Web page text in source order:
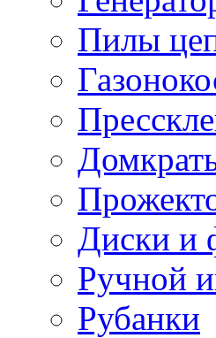
Пилы
Диски и
Ручной
Рубанки